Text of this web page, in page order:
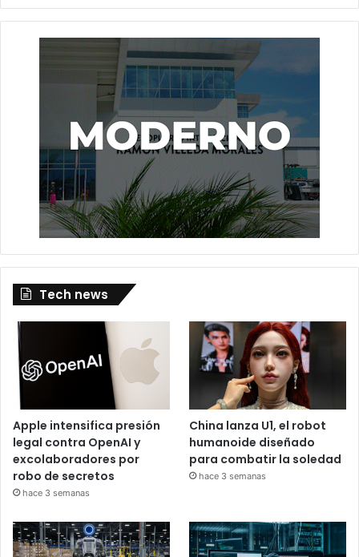
Tech news
Apple intensifica presión
legal contra OpenAI y
excolaboradores por
robo de secretos
hace 3 semanas
China lanza U1, el robot
humanoide diseñado
para combatir la soledad
hace 3 semanas